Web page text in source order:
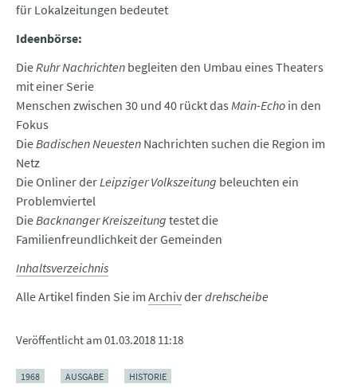
für Lokalzeitungen bedeutet
Ideenbörse:
DieRuhr Nachrichten begleiten den Umbau eines Theaters
mit einer Serie
Menschen zwischen 30 und 40 rückt das Main-Echo in den
Fokus
DieBadischen Neuesten Nachrichten suchen die Region im
Netz
Die Onliner derLeipziger Volkszeitung beleuchten ein
Problemviertel
DieBacknanger Kreiszeitung testet die
Familienfreundlichkeit der Gemeinden
Inhaltsverzeichnis
Alle Artikel finden Sie im Archivderdrehscheibe
Veröffentlicht am01.03.2018 11:18
1968 AUSGABE HISTORIE